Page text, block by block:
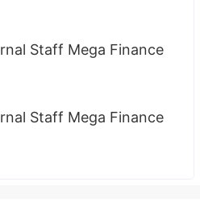
Staff Mega Finance
Staff Mega Finance